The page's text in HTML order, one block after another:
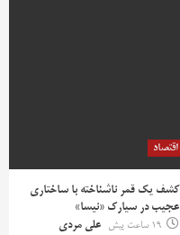
اقتصاد
کشف یک قمر ناشناخته با ساختاری
عجیب در سیارک «نیسا»
19 ساعت پیش
علی مردی